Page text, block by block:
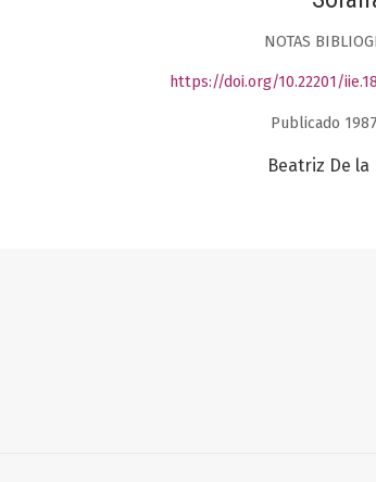
NOTAS
https://doi.org/10.22201/
Publicado
Beatriz De la